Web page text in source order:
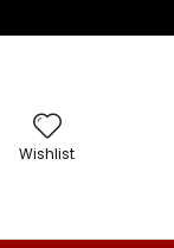
Wishlist